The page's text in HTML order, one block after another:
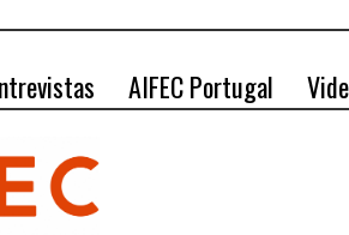
AIFEC Portugal